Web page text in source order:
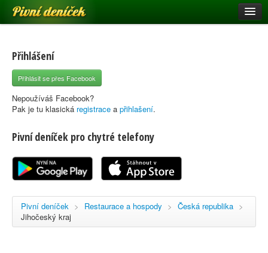
Pivní deníček
Pivní mapa
Pivní značky
Nápověda
Registrace
Přihlášení
Přihlásit se přes Facebook
Nepoužíváš Facebook?
Pak je tu klasická registrace a přihlašení.
Pivní deníček pro chytré telefony
Pivní deníček > Restaurace a hospody > Česká republika >
Jihočeský kraj